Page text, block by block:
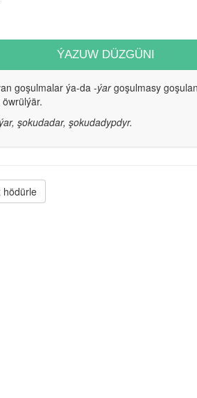
ÝAZUW DÜZGÜNI
goşulmalar ýa-da -ýargoşulmasy
şokudadar, şokudadypdyr.
hödürle